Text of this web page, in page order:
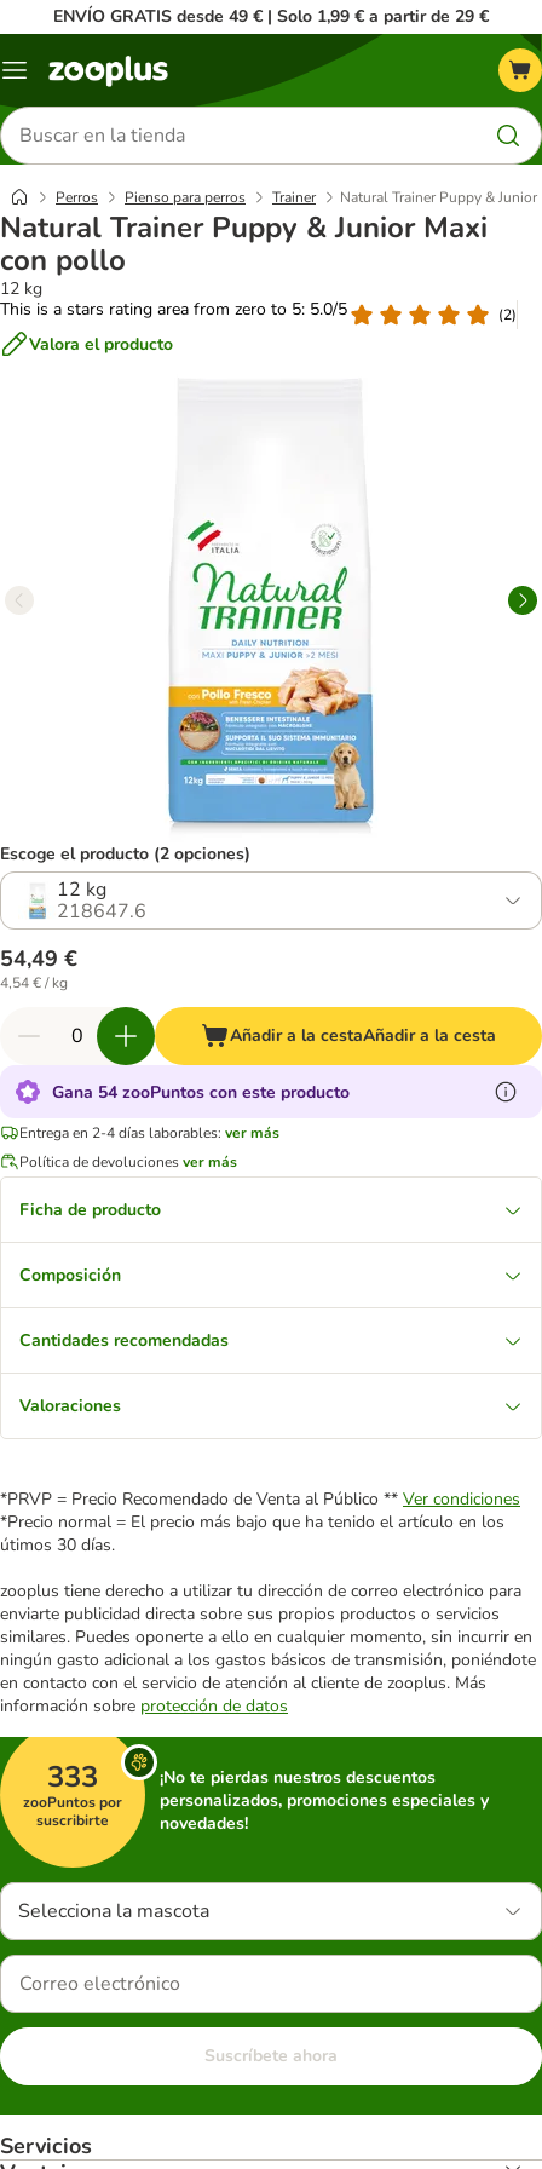
ENVÍO GRATIS desde 49 € | Solo 1,99 € a partir de 29 €
Menú
Buscar
productos
Perros Pienso para perros Trainer Natural Trainer Puppy &
Natural Trainer Puppy & Junior Maxi
con pollo
12 kg
This is a stars rating area from zero to 5: 5.0/5
(2)
Valora el producto
Escoge el producto (2 opciones)
12 kg
218647.6
54,49 €
4,54 € / kg
Añadir a la cestaAñadir a la cesta
Gana 54 zooPuntos con este producto
Entrega en 2-4 días laborables: ver más
Política de devolucionesver más
Ficha de producto
Composición
Cantidades recomendadas
Valoraciones
*PRVP = Precio Recomendado de Venta al Público ** Ver condiciones
*Precio normal = El precio más bajo que ha tenido el artículo en los
útimos 30 días.
zooplus tiene derecho a utilizar tu dirección de correo electrónico para
enviarte publicidad directa sobre sus propios productos o servicios
similares. Puedes oponerte a ello en cualquier momento, sin incurrir en
ningún gasto adicional a los gastos básicos de transmisión, poniéndote
en contacto con el servicio de atención al cliente de zooplus. Más
información sobre protección de datos
333
zooPuntos por
suscribirte
¡No te pierdas nuestros descuentos
personalizados, promociones especiales y
novedades!
Selecciona la mascota
Suscríbete ahora
Servicios